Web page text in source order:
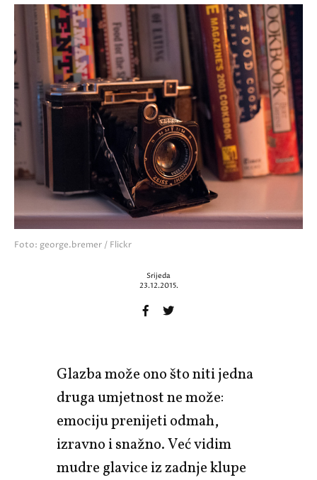
Foto: george.bremer / Flickr
Srijeda
23.12.2015.
Glazba može ono što niti jedna
druga umjetnost ne može:
emociju prenijeti odmah,
izravno i snažno. Već vidim
mudre glavice iz zadnje klupe